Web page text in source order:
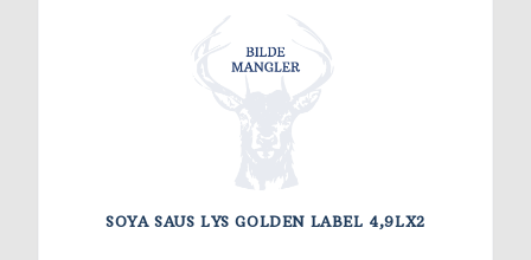
SOYA SAUS LYS GOLDEN LABEL 4,9LX2